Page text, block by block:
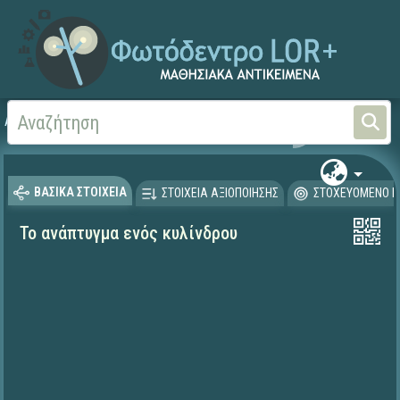
Αρχική
ΒΑΣΙΚΑ ΣΤΟΙΧΕΙΑ ΣΤΟΙΧΕΙΑ ΑΞΙΟΠΟΙΗΣΗΣ ΣΤΟΧΕΥΟΜΕΝΟ
Το ανάπτυγμα ενός κυλίνδρου